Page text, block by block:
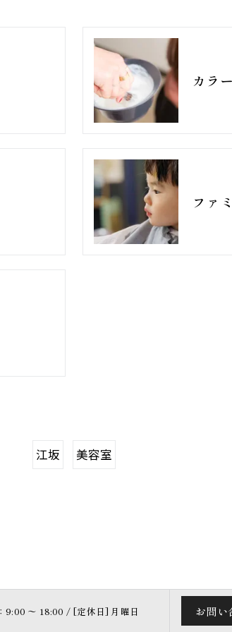
カラ
ファ
江坂 美容室
9:00 〜 18:00 / [定休日] 月曜日 お問い